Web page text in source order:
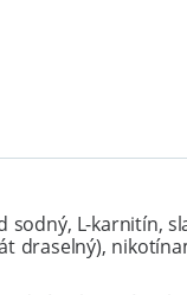
L-karnitín,
draselný),